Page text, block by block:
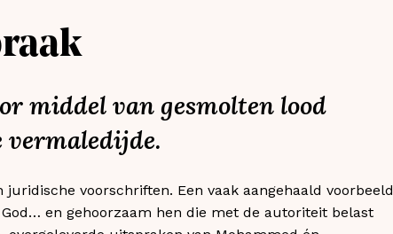
middel van gesmolten lood
vermaledijde.
voorschriften. Een vaak aangehaald voorbeeld
God… en gehoorzaam hen die met de autoriteit belast